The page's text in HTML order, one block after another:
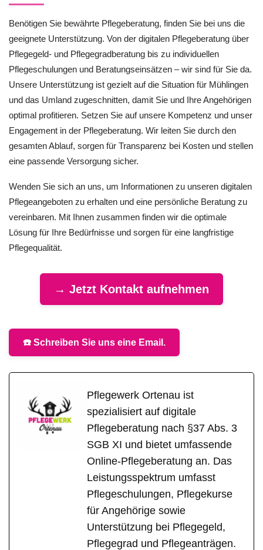
Benötigen Sie bewährte Pflegeberatung, finden Sie bei uns die
geeignete Unterstützung. Von der digitalen Pflegeberatung über
Pflegegeld- und Pflegegradberatung bis zu individuellen
Pflegeschulungen und Beratungseinsätzen – wir sind für Sie da.
Unsere Unterstützung ist gezielt auf die Situation für Mühlingen
und das Umland zugeschnitten, damit Sie und Ihre Angehörigen
optimal profitieren. Setzen Sie auf unsere Kompetenz und unser
Engagement in der Pflegeberatung. Wir leiten Sie durch den
gesamten Ablauf, sorgen für Transparenz bei Kosten und stellen
eine passende Versorgung sicher.
Wenden Sie sich an uns, um Informationen zu unseren digitalen
Pflegeangeboten zu erhalten und eine persönliche Beratung zu
vereinbaren. Mit Ihnen zusammen finden wir die optimale
Lösung für Ihre Bedürfnisse und sorgen für eine langfristige
Pflegequalität.
→ Jetzt Kontakt aufnehmen
☎️ Schreiben Sie uns eine Email.
Pflegewerk Ortenau ist
spezialisiert auf digitale
Pflegeberatung nach §37 Abs. 3
SGB XI und bietet umfassende
Online-Pflegeberatung an. Das
Leistungsspektrum umfasst
Pflegeschulungen, Pflegekurse
für Angehörige sowie
Unterstützung bei Pflegegeld,
Pflegegrad und Pflegeanträgen.